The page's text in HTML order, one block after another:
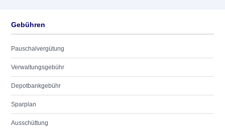
Gebühren
Pauschalvergütung
Verwaltungsgebühr
Depotbankgebühr
Sparplan
Ausschüttung